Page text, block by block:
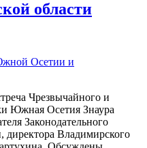
области
Чрезвычайного и
Южная Осетия Знаура
Законодательного
директора Владимирского